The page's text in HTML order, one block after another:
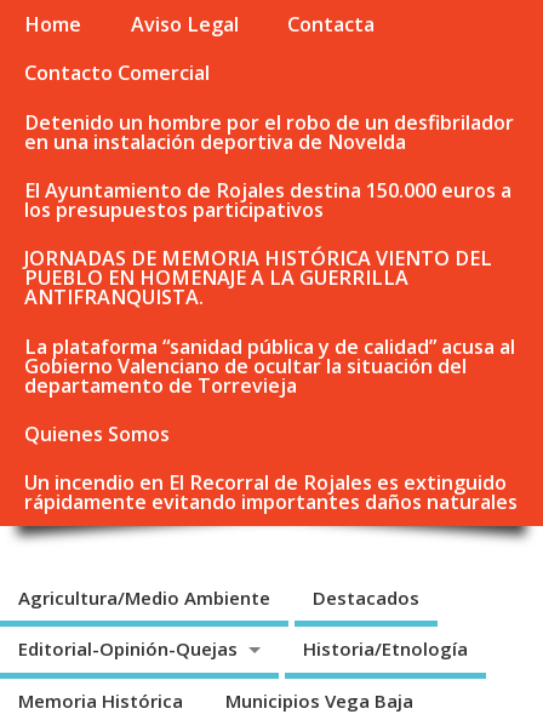
Home Aviso Legal
Contacta
Contacto Comercial
Detenido un hombre por el robo de un desfibrilador
en una instalación deportiva de Novelda
El Ayuntamiento de Rojales destina 150.000 euros a
los presupuestos participativos
JORNADAS DE MEMORIA HISTÓRICA VIENTO DEL
PUEBLO EN HOMENAJE A LA GUERRILLA
ANTIFRANQUISTA.
La plataforma “sanidad pública y de calidad” acusa al
Gobierno Valenciano de ocultar la situación del
departamento de Torrevieja
Quienes Somos
Un incendio en El Recorral de Rojales es extinguido
rápidamente evitando importantes daños naturales
Agricultura/Medio Ambiente Destacados
Editorial-Opinión-Quejas Historia/Etnología
Memoria Histórica Municipios Vega Baja